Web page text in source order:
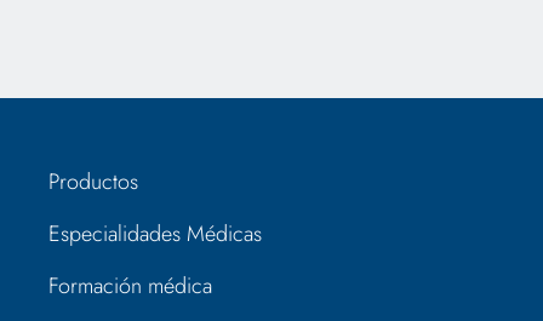
Productos
Especialidades Médicas
Formación médica